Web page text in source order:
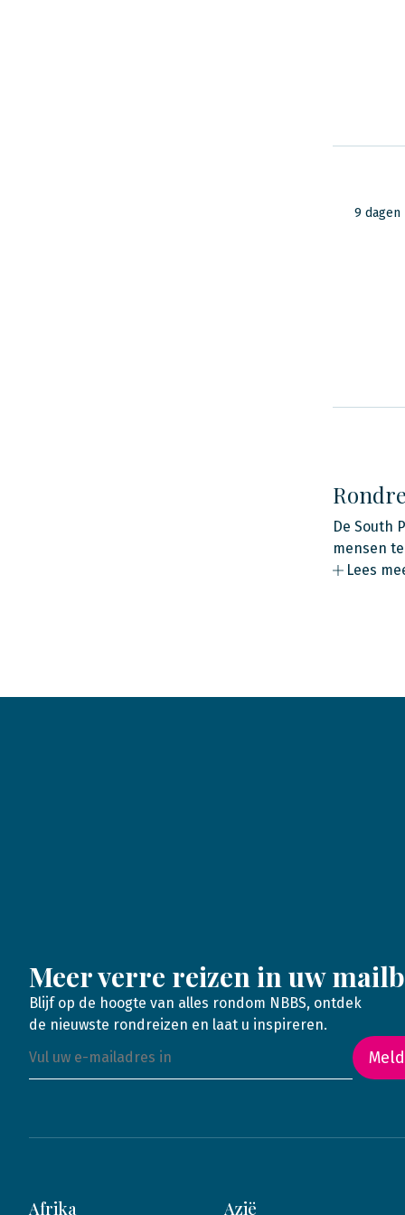
9 dagen
De South
mensen
Lees
Meer verre reizen in uw
Blijf op de hoogte van alles rondom NBBS, ontdek
de nieuwste rondreizen en laat u inspireren.
Afrika Azië